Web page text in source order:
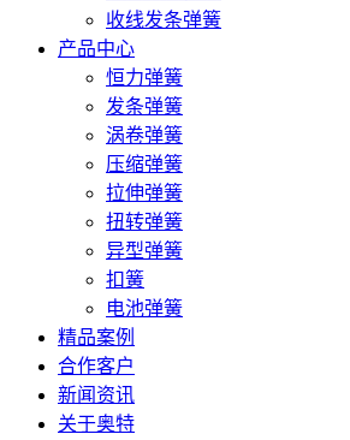
收线发条弹簧
产品中心
恒力弹簧
发条弹簧
涡卷弹簧
压缩弹簧
拉伸弹簧
扭转弹簧
异型弹簧
扣簧
电池弹簧
精品案例
合作客户
新闻资讯
关于奥特